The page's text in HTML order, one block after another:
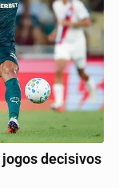
decisivos